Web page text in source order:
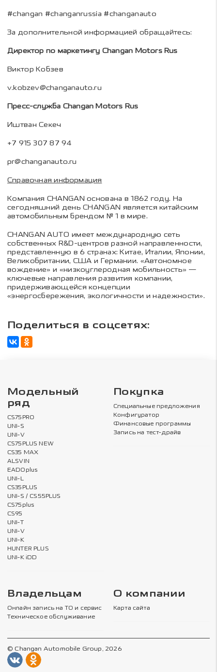
#changan #changanrussia #changanauto
За дополнительной информацией обращайтесь:
Директор по маркетингу Changan Motors Rus
Виктор Кобзев
v.kobzev@changanauto.ru
Пресс-служба Changan Motors Rus
Иштван Секеч
+7 915 307 87 94
pr@changanauto.ru
Справочная информация
Компания CHANGAN основана в 1862 году. На
сегодняшний день CHANGAN является китайским
автомобильным брендом № 1 в мире.
CHANGAN AUTO имеет международную сеть
собственных R&D-центров разной направленности,
представленную в 6 странах: Китае, Италии, Японии,
Великобритании, США и Германии. «Автономное
вождение» и «низкоуглеродная мобильность» —
ключевые направления развития компании,
придерживающейся концепции
«энергосбережения, экологичности и надежности».
Поделиться в соцсетях:
Модельный
ряд
CS75PRO
UNI-S
UNI-V
CS75PLUS NEW
CS35 MAX
ALSVIN
EADOplus
UNI-L
CS35PLUS
UNI-S / CS55PLUS
CS75plus
CS95
UNI-T
UNI-V
UNI-K
HUNTER PLUS
UNI-K iDD
Покупка
Специальные предложения
Конфигуратор
Финансовые программы
Запись на тест-драйв
Владельцам
Онлайн запись на ТО и сервис
Техническое обслуживание
О компании
Карта сайта
© Changan Automobile Group, 2026